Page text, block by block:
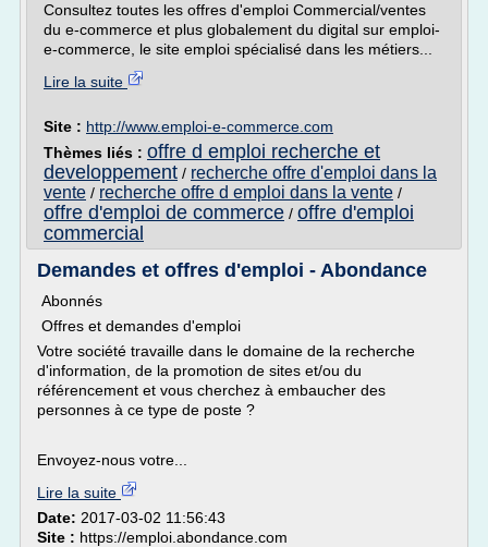
Consultez toutes les offres d'emploi Commercial/ventes
du e-commerce et plus globalement du digital sur emploi-
e-commerce, le site emploi spécialisé dans les métiers...
Lire la suite
Site : http://www.emploi-e-commerce.com
Thèmes liés : offre d emploi recherche et
developpement / recherche offre d'emploi dans la
vente / recherche offre d emploi dans la vente /
offre d'emploi de commerce / offre d'emploi
commercial
Demandes et offres d'emploi - Abondance
Abonnés
Offres et demandes d'emploi
Votre société travaille dans le domaine de la recherche
d'information, de la promotion de sites et/ou du
référencement et vous cherchez à embaucher des
personnes à ce type de poste ?
Envoyez-nous votre...
Lire la suite
Date: 2017-03-02 11:56:43
Site : https://emploi.abondance.com